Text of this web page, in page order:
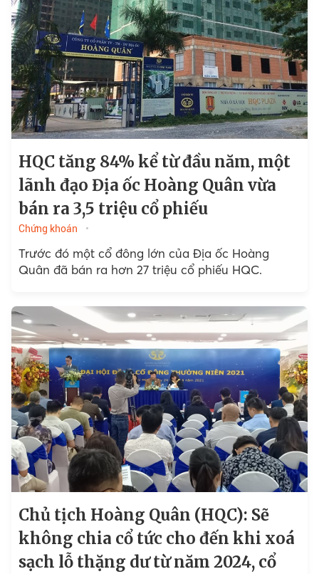
HQC tăng 84% kể từ đầu năm, một
lãnh đạo Địa ốc Hoàng Quân vừa
bán ra 3,5 triệu cổ phiếu
Chứng khoán
Trước đó một cổ đông lớn của Địa ốc Hoàng
Quân đã bán ra hơn 27 triệu cổ phiếu HQC.
Chủ tịch Hoàng Quân (HQC): Sẽ
không chia cổ tức cho đến khi xoá
sạch lỗ thặng dư từ năm 2024, cổ